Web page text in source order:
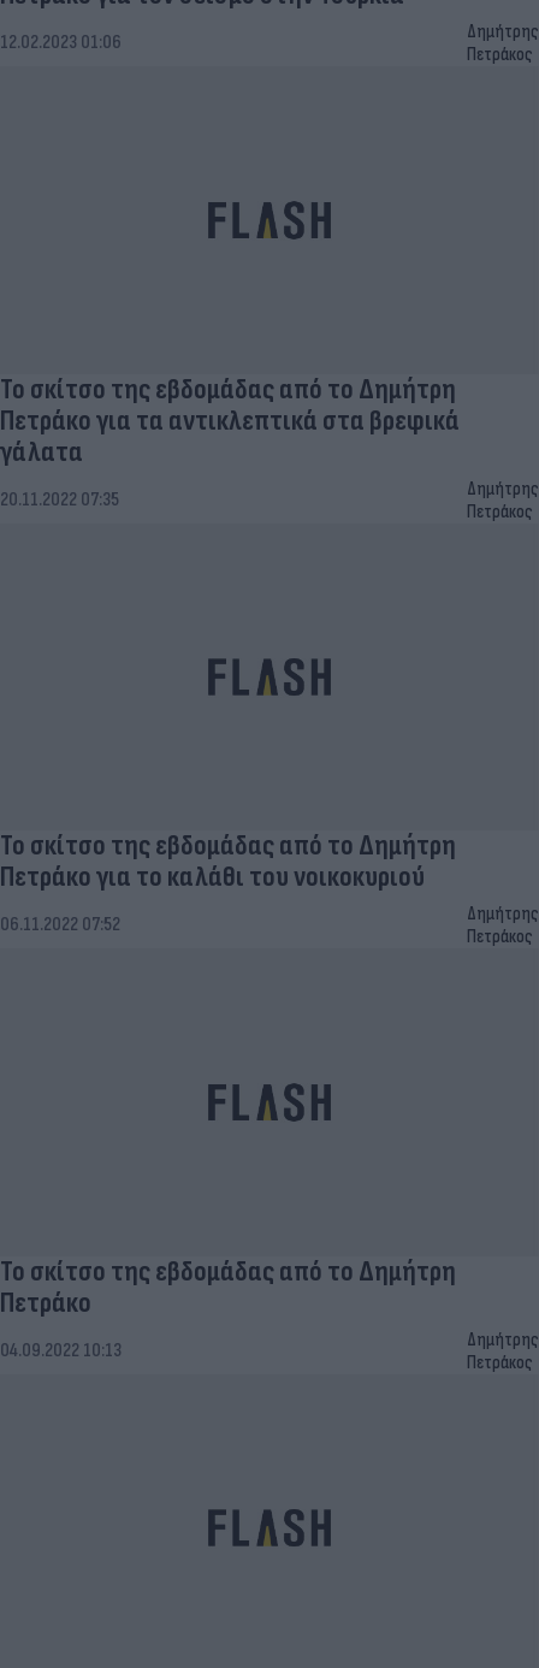
12.02.2023 01:06
Δημήτρης
Πετράκος
Το σκίτσο της εβδομάδας από το Δημήτρη
Πετράκο για τα αντικλεπτικά στα βρεφικά
γάλατα
20.11.2022 07:35
Δημήτρης
Πετράκος
Το σκίτσο της εβδομάδας από το Δημήτρη
Πετράκο για το καλάθι του νοικοκυριού
06.11.2022 07:52
Δημήτρης
Πετράκος
Το σκίτσο της εβδομάδας από το Δημήτρη
Πετράκο
04.09.2022 10:13
Δημήτρης
Πετράκος